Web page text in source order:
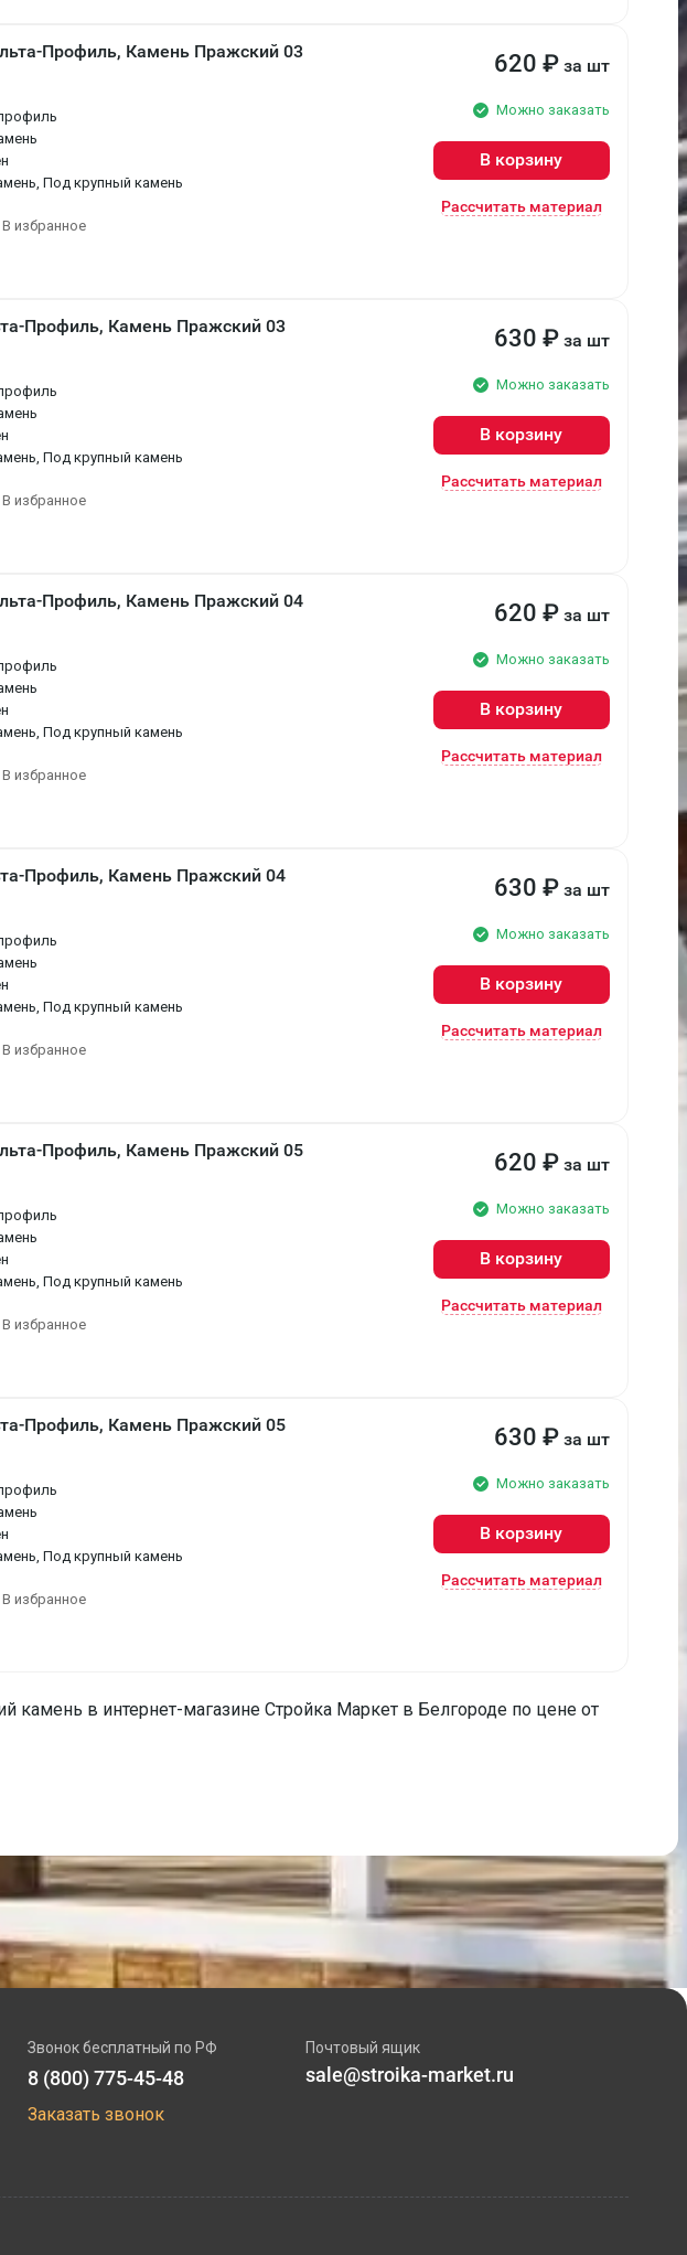
Профиль, Камень Пражский 03
Под крупный камень
В избранное
620 ₽ за шт
Можно заказать
В корзину
Рассчитать материал
Профиль, Камень Пражский 03
Под крупный камень
В избранное
630 ₽ за шт
Можно заказать
В корзину
Рассчитать материал
Профиль, Камень Пражский 04
Под крупный камень
В избранное
620 ₽ за шт
Можно заказать
В корзину
Рассчитать материал
Профиль, Камень Пражский 04
Под крупный камень
В избранное
630 ₽ за шт
Можно заказать
В корзину
Рассчитать материал
Профиль, Камень Пражский 05
Под крупный камень
В избранное
620 ₽ за шт
Можно заказать
В корзину
Рассчитать материал
Профиль, Камень Пражский 05
Под крупный камень
В избранное
630 ₽ за шт
Можно заказать
В корзину
Рассчитать материал
в интернет-магазине Стройка Маркет в Белгороде по цене от
Звонок бесплатный по РФ
8 (800) 775-45-48
Заказать звонок
Почтовый ящик
sale@stroika-market.ru